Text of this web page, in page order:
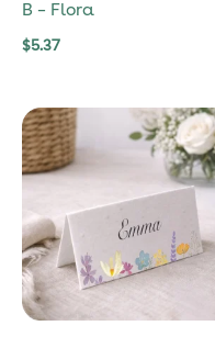
B – Flora
$5.37